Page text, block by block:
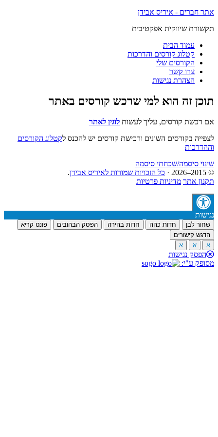
אתר חברים - איריס אבידן
תקשורת שיווקית אפקטיבית
עמוד הבית
קטלוג קורסים והדרכות
הקורסים שלי
צרו קשר
הצהרת נגישות
תוכן זה הוא למי שרכש קורסים באתר
אם רכשת קורסים, עליך לעשות לוגין לאתר
לצפייה בקורסים השונים ורכישת קורסים יש להכנס לקטלוג הקורסים
וההדרכות
שינוי סיסמה/שכחתי סיסמה
© 2015–2026 ·
כל הזכויות שמורות לאיריס אבידן.
תקנון אתר מדיניות פרטיות
נגישות
שחור לבן חדות כהה חדות בהירה הפסק הבהובים
פונט קריא
הדגש קישורים
א
א א
הפסק נגישות
מסופק ע"י: